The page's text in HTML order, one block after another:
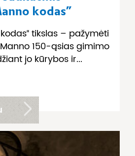
kodas”
tikslas – pažymėti
150-ąsias gimimo
jo kūrybos ir...